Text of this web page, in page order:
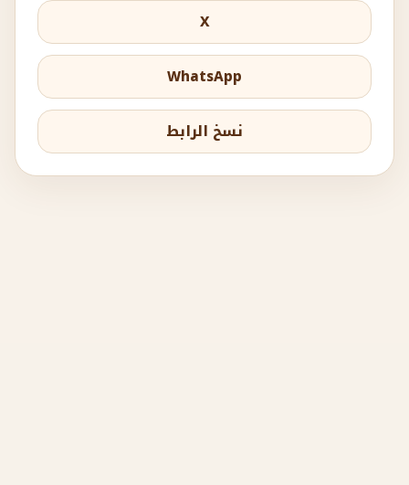
X
WhatsApp
نسخ الرابط